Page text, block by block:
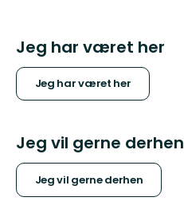
Jeg har været her
Jeg har været her
Jeg vil gerne derhen
Jeg vil gerne derhen